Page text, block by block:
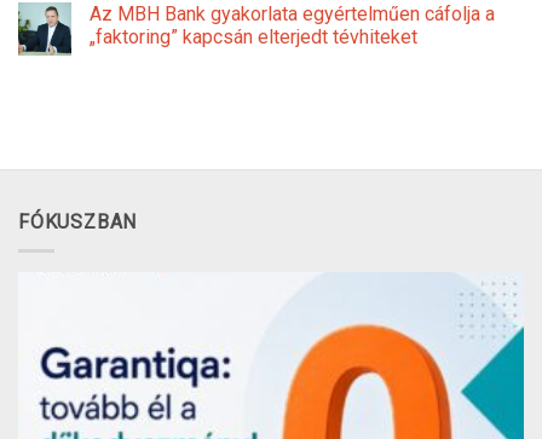
Az MBH Bank gyakorlata egyértelműen cáfolja a
„faktoring” kapcsán elterjedt tévhiteket
FÓKUSZBAN